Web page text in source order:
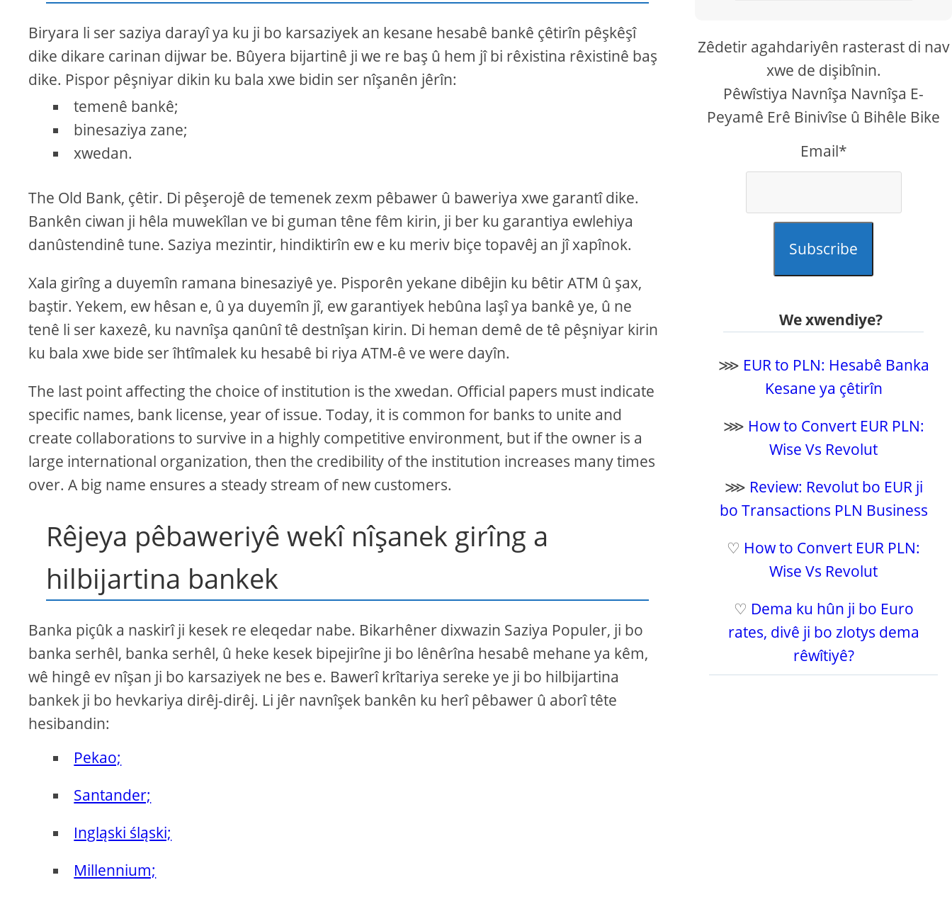
Biryara li ser saziya darayî ya ku ji bo karsaziyek an kesane hesabê bankê çêtirîn pêşkêşî
dike dikare carinan dijwar be. Bûyera bijartinê ji we re baş û hem jî bi rêxistina rêxistinê baş
dike. Pispor pêşniyar dikin ku bala xwe bidin ser nîşanên jêrîn:
temenê bankê;
binesaziya zane;
xwedan.
The Old Bank, çêtir. Di pêşerojê de temenek zexm pêbawer û baweriya xwe garantî dike.
Bankên ciwan ji hêla muwekîlan ve bi guman têne fêm kirin, ji ber ku garantiya ewlehiya
danûstendinê tune. Saziya mezintir, hindiktirîn ew e ku meriv biçe topavêj an jî xapînok.
Xala girîng a duyemîn ramana binesaziyê ye. Pisporên yekane dibêjin ku bêtir ATM û şax,
baştir. Yekem, ew hêsan e, û ya duyemîn jî, ew garantiyek hebûna laşî ya bankê ye, û ne
tenê li ser kaxezê, ku navnîşa qanûnî tê destnîşan kirin. Di heman demê de tê pêşniyar kirin
ku bala xwe bide ser îhtîmalek ku hesabê bi riya ATM-ê ve were dayîn.
The last point affecting the choice of institution is the xwedan. Official papers must indicate
specific names, bank license, year of issue. Today, it is common for banks to unite and
create collaborations to survive in a highly competitive environment, but if the owner is a
large international organization, then the credibility of the institution increases many times
over. A big name ensures a steady stream of new customers.
Rêjeya pêbaweriyê wekî nîşanek girîng a
hilbijartina bankek
Banka piçûk a naskirî ji kesek re eleqedar nabe. Bikarhêner dixwazin Saziya Populer, ji bo
banka serhêl, banka serhêl, û heke kesek bipejirîne ji bo lênêrîna hesabê mehane ya kêm,
wê hingê ev nîşan ji bo karsaziyek ne bes e. Bawerî krîtariya sereke ye ji bo hilbijartina
bankek ji bo hevkariya dirêj-dirêj. Li jêr navnîşek bankên ku herî pêbawer û aborî tête
hesibandin:
Pekao;
Santander;
Ingląski śląski;
Millennium;
Zêdetir agahdariyên rasterast di nav
xwe de dişibînin.
Pêwîstiya Navnîşa Navnîşa E-
Peyamê Erê Binivîse û Bihêle Bike
Email*
Subscribe
We xwendiye?
⋙ EUR to PLN: Hesabê Banka
Kesane ya çêtirîn
⋙ How to Convert EUR PLN:
Wise Vs Revolut
⋙ Review: Revolut bo EUR ji
bo Transactions PLN Business
♡ How to Convert EUR PLN:
Wise Vs Revolut
♡ Dema ku hûn ji bo Euro
rates, divê ji bo zlotys dema
rêwîtiyê?